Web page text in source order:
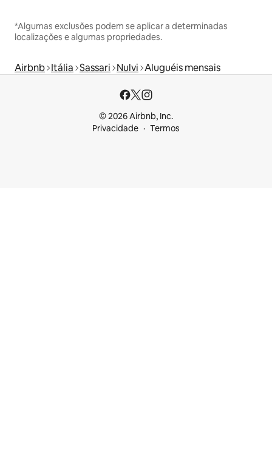
*Algumas exclusões podem se aplicar a determinadas
localizações e algumas propriedades.
Airbnb Itália Sassari Nulvi Aluguéis mensais
© 2026 Airbnb, Inc.
Privacidade
Termos